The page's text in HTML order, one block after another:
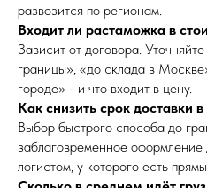
развозится по регионам.
Входит ли растаможка в
Зависит от договора.
границы», «до склада в
городе» - и что входит в цену.
Как снизить срок доставки
Выбор быстрого способа до
заблаговременное оформление
логистом, у которого есть